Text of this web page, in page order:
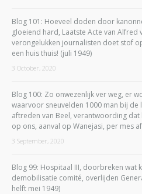
Blog 101: Hoeveel doden door
gloeiend hard, Laatste Acte van Alfred
verongelukken journalisten doet stof
een huis thuis! (juli 1949)
3 October, 2020
Blog 100: Zo onwezenlijk ver weg, er
waarvoor sneuvelden 1000 man bij de
aftreden van Beel, verantwoording dat
op ons, aanval op Wanejasi, per mes
3 September, 2020
Blog 99: Hospitaal III, doorbreken wat
demobilisatie comité, overlijden
helft mei 1949)